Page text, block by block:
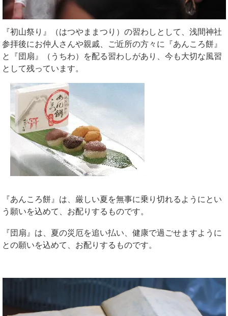
『初山祭り』（はつやままつり）の習わしとして、浅間神社
参拝後にお仲人さんや親戚、ご近所の方々に『あんころ餅』
と『団扇』（うちわ）を配る習わしがあり、今も大切な風習
として残っています。
『あんころ餅』は、厳しい夏を無事に乗り切れるようにとい
う願いを込めて、お配りするものです。
『団扇』は、夏の災厄を追い払い、健康で過ごせますように
との願いを込めて、お配りするものです。